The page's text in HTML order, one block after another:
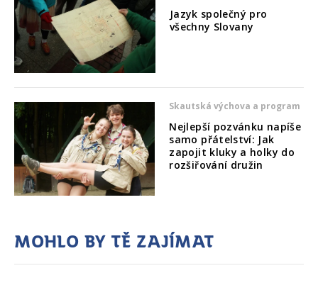
Jazyk společný pro
všechny Slovany
Skautská výchova a program
Nejlepší pozvánku napíše
samo přátelství: Jak
zapojit kluky a holky do
rozšiřování družin
Mohlo by tě zajímat